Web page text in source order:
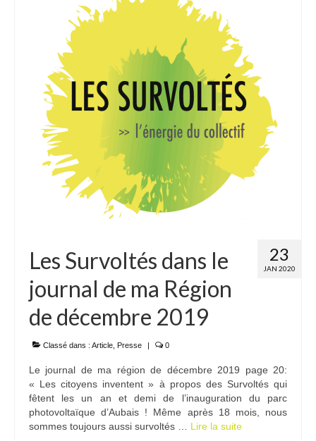
PROJETS
LE WATT CITOYEN
Parc Photovoltaïque
Structure juridique
Les lettres aux sociétaires
Inauguration du parc
Exploitation
Energie
Déchets
Ramassages citoyens de déchets
Mobilité
ASTRONOMIE
ARCHIVES
CONTACT
23
JAN 2020
Les Survoltés dans le
journal de ma Région
de décembre 2019
Classé dans : Article Presse | 0
Le journal de ma région de décembre 2019 page 20:
« Les citoyens inventent » à propos des Survoltés qui
fêtent les un an et demi de l’inauguration du parc
photovoltaïque d’Aubais ! Même après 18 mois, nous
sommes toujours aussi survoltés … Lire la suite­­